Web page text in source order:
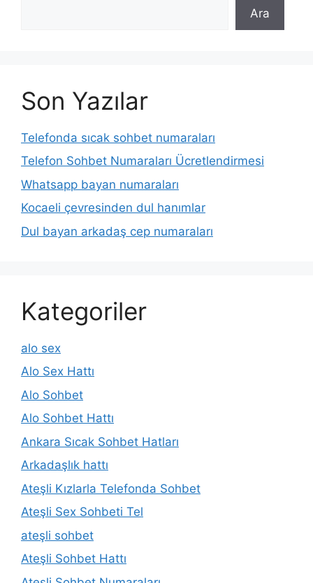
Ara
Son Yazılar
Telefonda sıcak sohbet numaraları
Telefon Sohbet Numaraları Ücretlendirmesi
Whatsapp bayan numaraları
Kocaeli çevresinden dul hanımlar
Dul bayan arkadaş cep numaraları
Kategoriler
alo sex
Alo Sex Hattı
Alo Sohbet
Alo Sohbet Hattı
Ankara Sıcak Sohbet Hatları
Arkadaşlık hattı
Ateşli Kızlarla Telefonda Sohbet
Ateşli Sex Sohbeti Tel
ateşli sohbet
Ateşli Sohbet Hattı